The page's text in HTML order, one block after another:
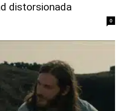
distorsionada
0